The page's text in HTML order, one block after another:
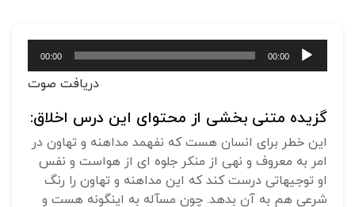
پخش‌کننده
صوت
00:00
00:00
دریافت صوت
گزیده متنی بخشی از محتوای این درس اخلاق:
این خطر برای انسان هست که نفهمد مداهنه و تهاون در
امر به معروف و نهی از منکر جلوه ای از هواست و نفس
او توجیهاتی درست کند که این مداهنه و تهاون را رنگ
شرعی هم به آن بدهد. چون مسآله به اینگونه هست و